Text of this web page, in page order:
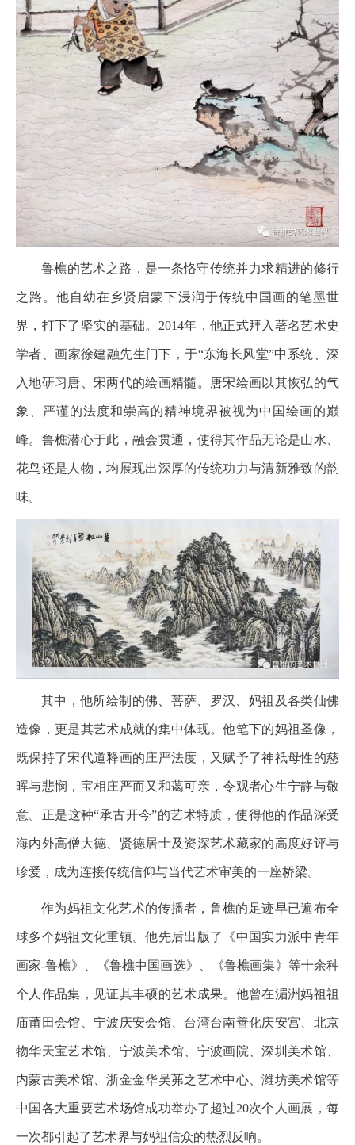
鲁樵的艺术之路，是一条恪守传统并力求精进的修行
之路。他自幼在乡贤启蒙下浸润于传统中国画的笔墨世
界，打下了坚实的基础。2014年，他正式拜入著名艺术史
学者、画家徐建融先生门下，于“东海长风堂”中系统、深
入地研习唐、宋两代的绘画精髓。唐宋绘画以其恢弘的气
象、严谨的法度和崇高的精神境界被视为中国绘画的巅
峰。鲁樵潜心于此，融会贯通，使得其作品无论是山水、
花鸟还是人物，均展现出深厚的传统功力与清新雅致的韵
味。
其中，他所绘制的佛、菩萨、罗汉、妈祖及各类仙佛
造像，更是其艺术成就的集中体现。他笔下的妈祖圣像，
既保持了宋代道释画的庄严法度，又赋予了神祇母性的慈
晖与悲悯，宝相庄严而又和蔼可亲，令观者心生宁静与敬
意。正是这种“承古开今”的艺术特质，使得他的作品深受
海内外高僧大德、贤德居士及资深艺术藏家的高度好评与
珍爱，成为连接传统信仰与当代艺术审美的一座桥梁。
作为妈祖文化艺术的传播者，鲁樵的足迹早已遍布全
球多个妈祖文化重镇。他先后出版了《中国实力派中青年
画家-鲁樵》、《鲁樵中国画选》、《鲁樵画集》等十余种
个人作品集，见证其丰硕的艺术成果。他曾在湄洲妈祖祖
庙莆田会馆、宁波庆安会馆、台湾台南善化庆安宫、北京
物华天宝艺术馆、宁波美术馆、宁波画院、深圳美术馆、
内蒙古美术馆、浙金金华吴茀之艺术中心、潍坊美术馆等
中国各大重要艺术场馆成功举办了超过20次个人画展，每
一次都引起了艺术界与妈祖信众的热烈反响。